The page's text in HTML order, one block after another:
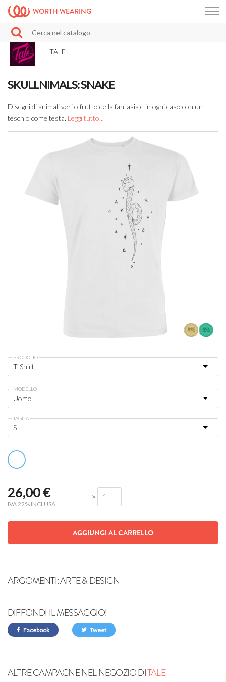
WORTH WEARING
TALE
SKULLNIMALS: SNAKE
Disegni di animali veri o frutto della fantasia e in ogni caso con un
teschio come testa. Leggi tutto...
PRODOTTO
MODELLO
TAGLIA
26,00€
IVA 22% INCLUSA
×
AGGIUNGI AL CARRELLO
ARGOMENTI:ARTE & DESIGN
DIFFONDI IL MESSAGGIO!
Facebook Tweet
ALTRE CAMPAGNE NEL NEGOZIO DITALE